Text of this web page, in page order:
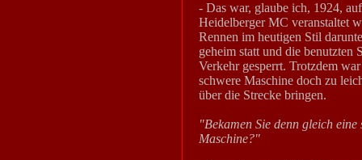
- Das war, glaube ich, 1924,
Heidelberger MC veranstaltet
Rennen im heutigen Stil
geheim statt und die benutzten
Verkehr gesperrt. Trotzdem
schwere Maschine doch zu
über die Strecke bringen.
"Bekamen Sie denn gleich
Maschine?"